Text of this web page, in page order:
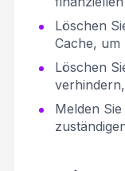
Löschen
Cache,
Löschen
Melden